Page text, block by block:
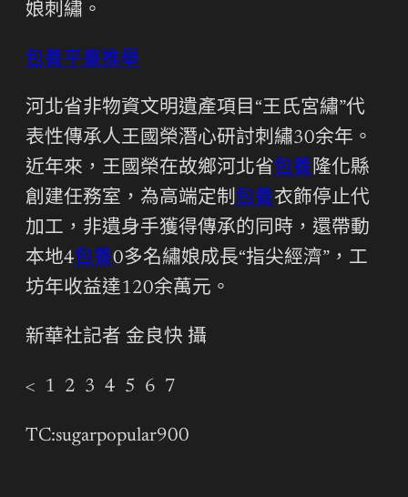
娘刺繡。
包養平臺推舉
河北省非物資文明遺產項目“王氏宮繡”代
表性傳承人王國榮潛心研討刺繡30余年。
近年來，王國榮在故鄉河北省包養隆化縣
創建任務室，為高端定制包養衣飾停止代
加工，非遺身手獲得傳承的同時，還帶動
本地4包養0多名繡娘成長“指尖經濟”，工
坊年收益達120余萬元。
新華社記者 金良快 攝
< 1 2 3 4 5 6 7
TC:sugarpopular900